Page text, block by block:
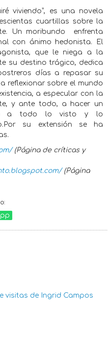
viviendo”, es una novela
cuartillas sobre la
Un moribundo
enfrenta
con ánimo hedonista. El
que le niega a la
su destino trágico, dedica
días a repasar su
reflexionar sobre el mundo
a especular con la
y ante todo, a hacer un
a todo lo visto y lo
su extensión se ha
(Página de críticas y
(Página
visitas de Ingrid Campos